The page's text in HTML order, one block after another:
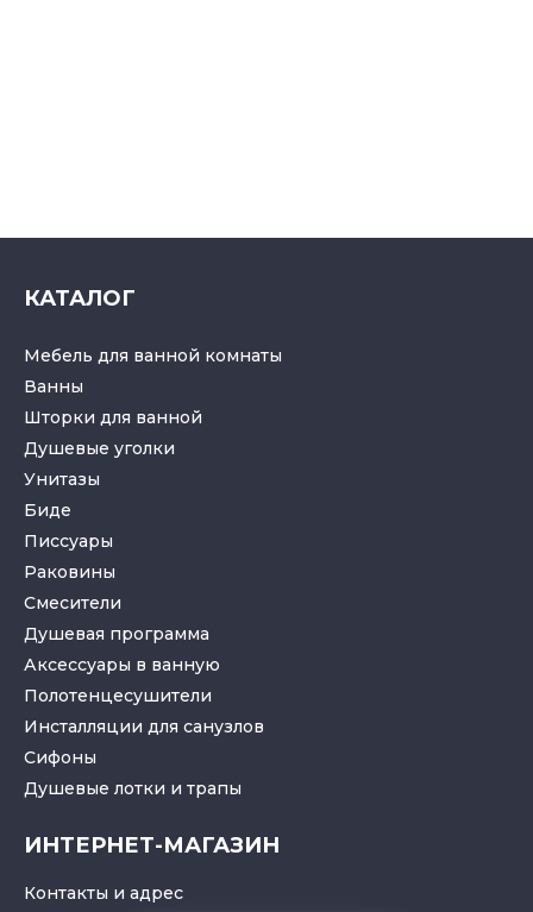
КАТАЛОГ
Мебель для ванной комнаты
Ванны
Шторки для ванной
Душевые уголки
Унитазы
Биде
Писсуары
Раковины
Смесители
Душевая программа
Аксессуары в ванную
Полотенцесушители
Инсталляции для санузлов
Cифоны
Душевые лотки и трапы
ИНТЕРНЕТ-МАГАЗИН
Контакты и адрес